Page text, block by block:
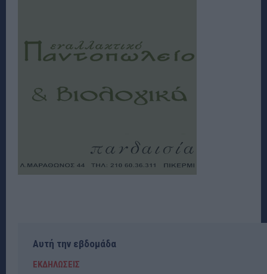
Αυτή την εβδομάδα
ΕΚΔΗΛΩΣΕΙΣ